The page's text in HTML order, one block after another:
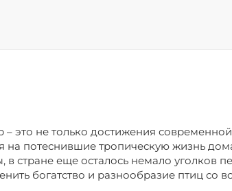
это не только достижения
на потеснившие тропическую жизнь
стране еще осталось немало уголков
богатство и разнообразие птиц со